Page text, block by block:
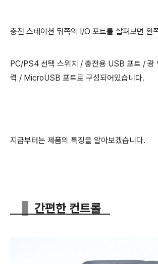
충전 스테이션 뒤쪽의 I/O 포트를 살펴보면 왼
PC/PS4 선택 스위치 / 충전용 USB 포트 / 광
력 / MicroUSB 포트로 구성되어있습니다.
지금부터는 제품의 특징을 알아보겠습니다.
간편한 컨트롤